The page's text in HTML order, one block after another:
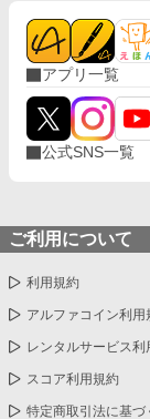
アプリ一覧
公式SNS一覧
ご利用について
利用規約
アルファコイン利用
レンタルサービス利
スコア利用規約
特定商取引法に基づ